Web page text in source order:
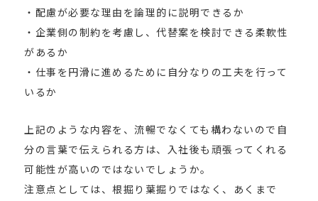
・配慮が必要な理由を論理的に説明できるか
・企業側の制約を考慮し、代替案を検討できる柔軟性
があるか
・仕事を円滑に進めるために自分なりの工夫を行って
いるか
上記のような内容を、流暢でなくても構わないので自
分の言葉で伝えられる方は、入社後も頑張ってくれる
可能性が高いのではないでしょうか。
注意点としては、根掘り葉掘りではなく、あくまで